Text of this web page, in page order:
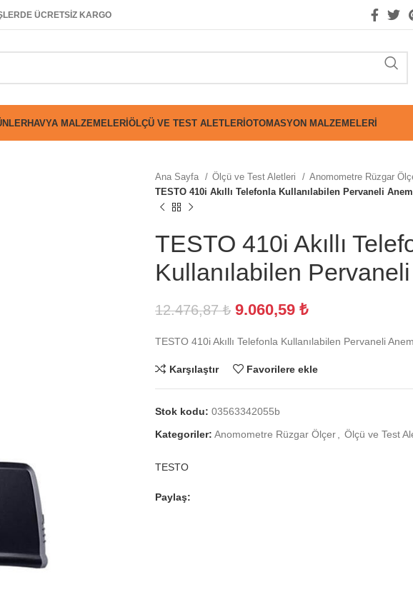
ÜCRETSİZ KARGO
HAVYA MALZEMELERIÖLÇÜ VE TEST ALETLERIOTOMASYON MALZEMELERI
Ana Sayfa Ölçü ve Test Aletleri
Anomometre Rüzgar
TESTO 410i Akıllı Telefonla Kullanılabilen Pervaneli
TESTO 410i Akıllı
Kullanılabilen
12.476,87₺ 9.060,59 ₺
TESTO 410i Akıllı Telefonla Kullanılabilen Pervaneli
Karşılaştır Favorilere ekle
Stok kodu: 03563342055b
Kategoriler: Anomometre Rüzgar Ölçer Ölçü ve Test
TESTO
Paylaş: